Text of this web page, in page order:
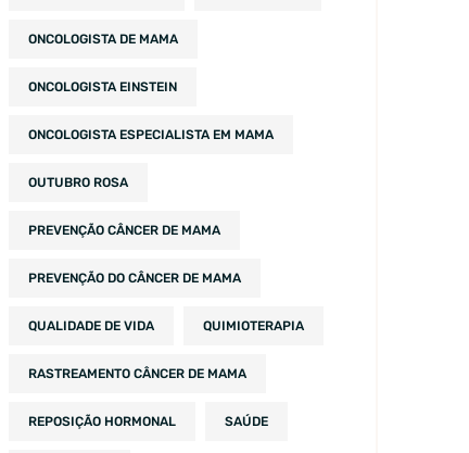
ONCOLOGISTA DE MAMA
ONCOLOGISTA EINSTEIN
ONCOLOGISTA ESPECIALISTA EM MAMA
OUTUBRO ROSA
PREVENÇÃO CÂNCER DE MAMA
PREVENÇÃO DO CÂNCER DE MAMA
QUALIDADE DE VIDA QUIMIOTERAPIA
RASTREAMENTO CÂNCER DE MAMA
REPOSIÇÃO HORMONAL SAÚDE